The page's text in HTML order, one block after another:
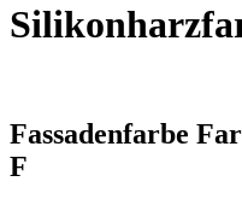
Fassadenfarbe
F